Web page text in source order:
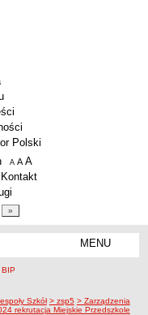
Polski
A pomniejsz czcionkę
A standardowy rozmiar czcionki
A
Kontakt
MENU
Szkół > zsp5 > Zarządzenia
rekrutacja Miejskie Przedszkole